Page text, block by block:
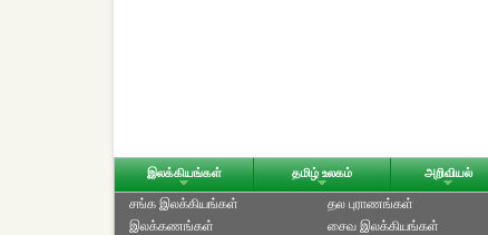
இலக்கியங்கள் தமிழ் உலகம் அறிவியல்
சங்க இலக்கியங்கள்
இலக்கணங்கள்
தல புராணங்கள்
சைவ இலக்கியங்கள்